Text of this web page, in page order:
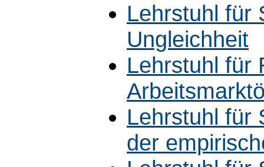
Lehrstuhl für
Ungleichheit
Lehrstuhl für
Lehrstuhl für
der